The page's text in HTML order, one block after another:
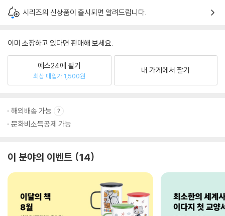
시리즈의 신상품이 출시되면 알려드립니다.
이미 소장하고 있다면 판매해 보세요.
예스24에 팔기
최상 매입가 1,500원
내 가게에서 팔기
해외배송 가능
문화비소득공제 가능
이 분야의 이벤트 14